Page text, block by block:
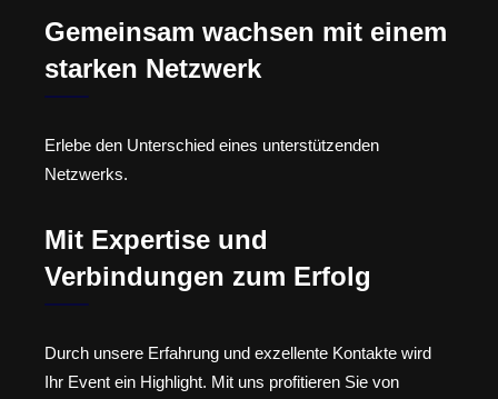
Gemeinsam wachsen mit einem
starken Netzwerk
Erlebe den Unterschied eines unterstützenden
Netzwerks.
Mit Expertise und
Verbindungen zum Erfolg
Durch unsere Erfahrung und exzellente Kontakte wird
Ihr Event ein Highlight. Mit uns profitieren Sie von